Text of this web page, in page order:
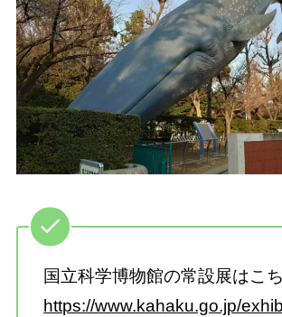
国立科学博物館の常設展はこち
https://www.kahaku.go.jp/